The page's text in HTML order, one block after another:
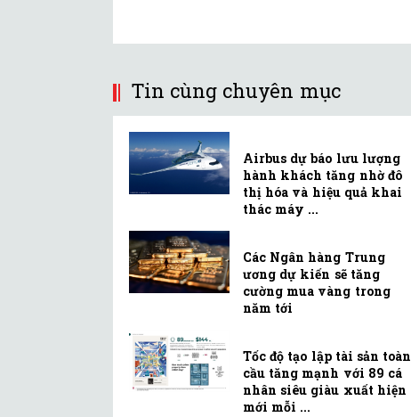
Tin cùng chuyên mục
Airbus dự báo lưu lượng
hành khách tăng nhờ đô
thị hóa và hiệu quả khai
thác máy ...
Các Ngân hàng Trung
ương dự kiến sẽ tăng
cường mua vàng trong
năm tới
Tốc độ tạo lập tài sản toàn
cầu tăng mạnh với 89 cá
nhân siêu giàu xuất hiện
mới mỗi ...